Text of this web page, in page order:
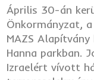
Április 30-án
Önkormányzat, a
MAZS Alapítvány
Hanna parkban.
Izraelért vívott